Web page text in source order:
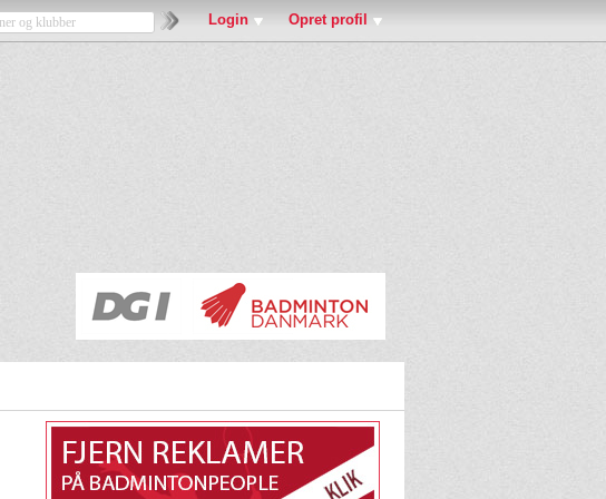
Login Opret profil